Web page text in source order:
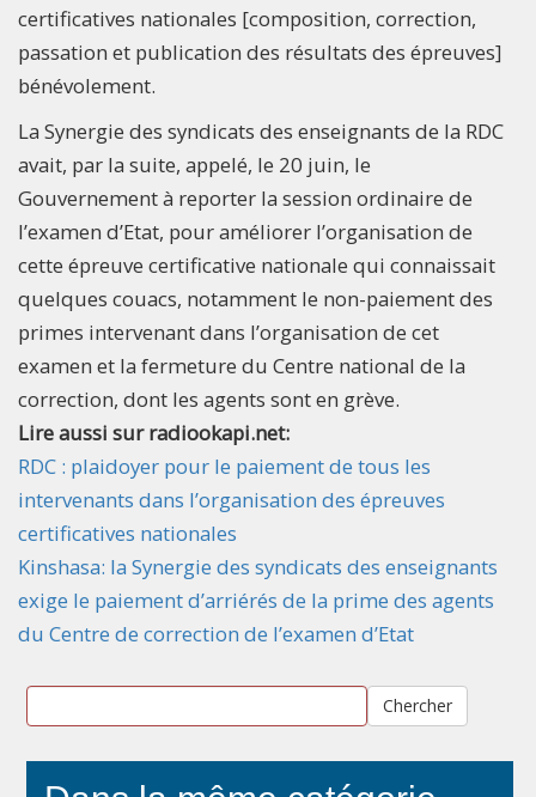
certificatives nationales [composition, correction,
passation et publication des résultats des épreuves]
bénévolement.
La Synergie des syndicats des enseignants de la RDC
avait, par la suite, appelé, le 20 juin, le
Gouvernement à reporter la session ordinaire de
l’examen d’Etat, pour améliorer l’organisation de
cette épreuve certificative nationale qui connaissait
quelques couacs, notamment le non-paiement des
primes intervenant dans l’organisation de cet
examen et la fermeture du Centre national de la
correction, dont les agents sont en grève.
Lire aussi sur radiookapi.net:
RDC : plaidoyer pour le paiement de tous les
intervenants dans l’organisation des épreuves
certificatives nationales
Kinshasa: la Synergie des syndicats des enseignants
exige le paiement d’arriérés de la prime des agents
du Centre de correction de l’examen d’Etat
Chercher